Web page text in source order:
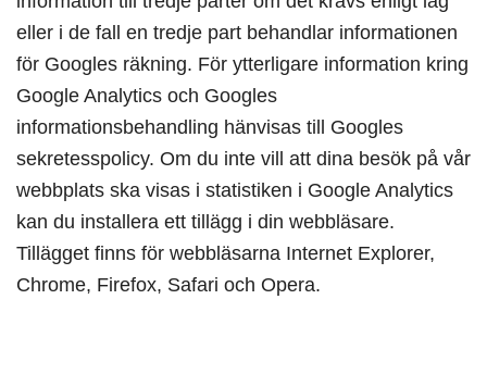
eller i de fall en tredje part behandlar informationen
för Googles räkning. För ytterligare information kring
Google Analytics och Googles
informationsbehandling hänvisas till Googles
sekretesspolicy. Om du inte vill att dina besök på vår
webbplats ska visas i statistiken i Google Analytics
kan du installera ett tillägg i din webbläsare.
Tillägget finns för webbläsarna Internet Explorer,
Chrome, Firefox, Safari och Opera.